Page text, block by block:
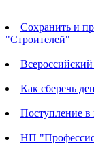
Сохранить и
"Строителей"
Как сберечь
Поступление в
НП